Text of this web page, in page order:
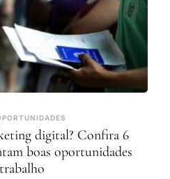
digital? Confira 6
boas oportunidades